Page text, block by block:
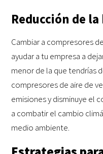
Reducción de
Cambiar a compresores
ayudar a tu empresa a
menor de la que tendrías
compresores de aire de
emisiones y disminuye el
a combatir el cambio
medio ambiente.